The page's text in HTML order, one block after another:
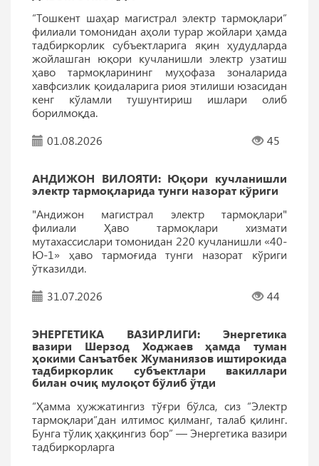
“Тошкент шаҳар магистрал электр тармоқлари”
филиали томонидан аҳоли турар жойлари ҳамда
тадбиркорлик субъектларига яқин ҳудудларда
жойлашган юқори кучланишли электр узатиш
ҳаво тармоқларининг муҳофаза зоналарида
хавфсизлик қоидаларига риоя этилиши юзасидан
кенг кўламли тушунтириш ишлари олиб
борилмоқда.
01.08.2026
45
АНДИЖОН ВИЛОЯТИ: Юқори кучланишли
электр тармоқларида тунги назорат кўриги
"Андижон магистрал электр тармоқлари"
филиали Ҳаво тармоқлари хизмати
мутахассислари томонидан 220 кучланишли «40-
Ю-1» ҳаво тармоғида тунги назорат кўриги
ўтказилди.
31.07.2026
44
ЭНEРГEТИКА ВАЗИРЛИГИ: Энергетика
вазири Шерзод Ходжаев ҳамда туман
ҳокими Санъатбек Жуманиязов иштирокида
тадбиркорлик субъектлари вакиллари
билан очиқ мулоқот бўлиб ўтди
“Ҳамма ҳужжатингиз тўғри бўлса, сиз “Электр
тармоқлари”дан илтимос қилманг, талаб қилинг.
Бунга тўлиқ ҳаққингиз бор” — Энергетика вазири
тадбиркорларга